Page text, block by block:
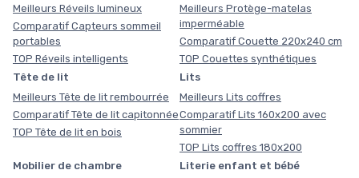
Meilleurs Réveils lumineux
Comparatif Capteurs sommeil
portables
TOP Réveils intelligents
Meilleurs Protège-matelas
imperméable
Comparatif Couette 220x240 cm
TOP Couettes synthétiques
Tête de lit
Meilleurs Tête de lit rembourrée
Comparatif Tête de lit capitonnée
TOP Tête de lit en bois
Lits
Meilleurs Lits coffres
Comparatif Lits 160x200 avec
sommier
TOP Lits coffres 180x200
Mobilier de chambre Literie enfant et bébé